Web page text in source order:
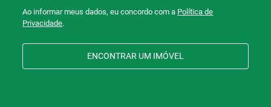
Ao informar meus dados, eu concordo com a Política de
Privacidade.
ENCONTRAR UM IMÓVEL